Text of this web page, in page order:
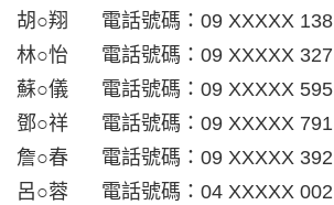
胡○翔 電話號碼：09 XXXXX 138
林○怡 電話號碼：09 XXXXX 327
蘇○儀 電話號碼：09 XXXXX 595
鄧○祥 電話號碼：09 XXXXX 791
詹○春 電話號碼：09 XXXXX 392
呂○蓉 電話號碼：04 XXXXX 002